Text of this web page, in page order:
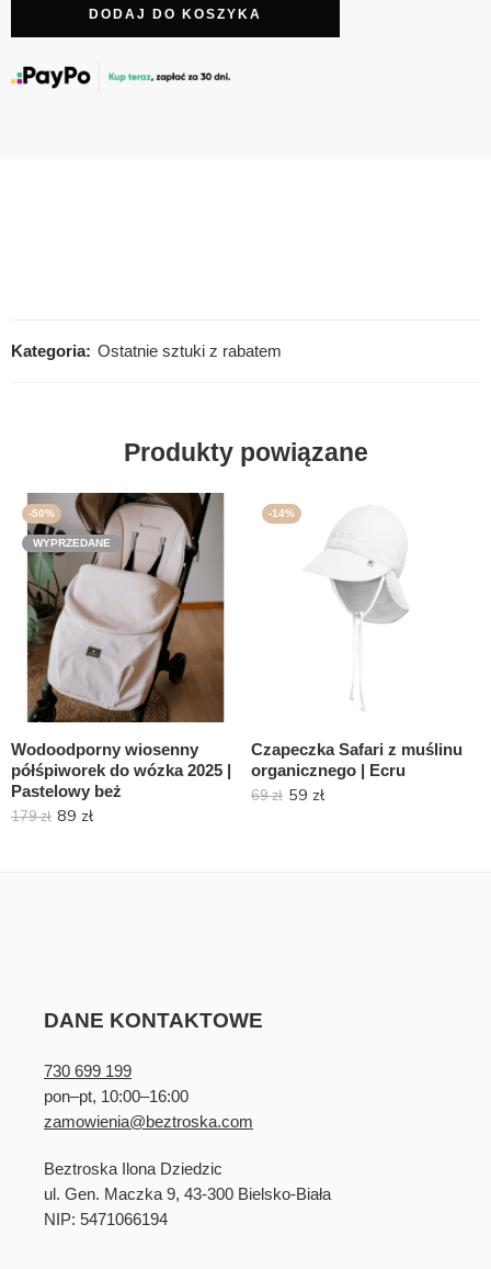
DODAJ DO KOSZYKA
Kategoria: Ostatnie sztuki z rabatem
Produkty powiązane
-50%
WYPRZEDANE
Wodoodporny wiosenny
półśpiworek do wózka 2025 |
Pastelowy beż
179zł 89 zł
-14%
Czapeczka Safari z muślinu
organicznego | Ecru
69zł 59 zł
DANE KONTAKTOWE
730 699 199
pon–pt, 10:00–16:00
zamowienia@beztroska.com
Beztroska Ilona Dziedzic
ul. Gen. Maczka 9, 43-300 Bielsko-Biała
NIP: 5471066194